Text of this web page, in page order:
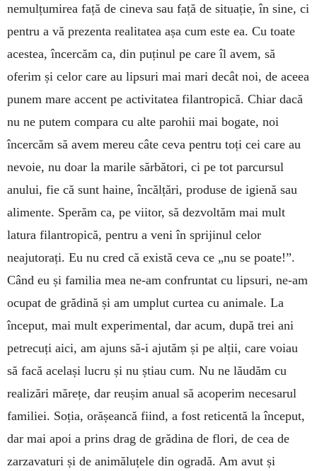
nemulțumirea față de cineva sau față de situație, în sine, ci
pentru a vă prezenta realitatea așa cum este ea. Cu toate
acestea, încercăm ca, din puținul pe care îl avem, să
oferim și celor care au lipsuri mai mari decât noi, de aceea
punem mare accent pe activitatea filantropică. Chiar dacă
nu ne putem compara cu alte parohii mai bogate, noi
încercăm să avem mereu câte ceva pentru toți cei care au
nevoie, nu doar la marile sărbători, ci pe tot parcursul
anului, fie că sunt haine, încălțări, produse de igienă sau
alimente. Sperăm ca, pe viitor, să dezvoltăm mai mult
latura filantropică, pentru a veni în sprijinul celor
neajutorați. Eu nu cred că există ceva ce „nu se poate!”.
Când eu și familia mea ne-am confruntat cu lipsuri, ne-am
ocupat de grădină și am umplut curtea cu animale. La
început, mai mult experimental, dar acum, după trei ani
petrecuți aici, am ajuns să-i ajutăm și pe alții, care voiau
să facă același lucru și nu știau cum. Nu ne lăudăm cu
realizări mărețe, dar reușim anual să acoperim necesarul
familiei. Soția, orășeancă fiind, a fost reticentă la început,
dar mai apoi a prins drag de grădina de flori, de cea de
zarzavaturi și de animăluțele din ogradă. Am avut și